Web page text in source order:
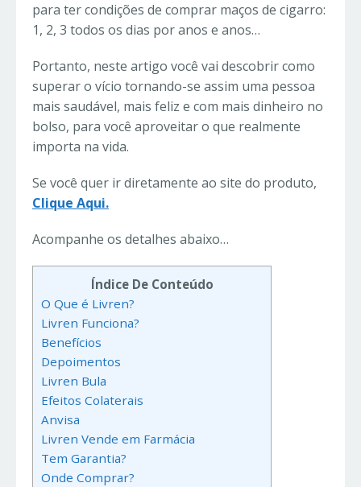
para ter condições de comprar maços de cigarro:
1, 2, 3 todos os dias por anos e anos…
Portanto, neste artigo você vai descobrir como
superar o vício tornando-se assim uma pessoa
mais saudável, mais feliz e com mais dinheiro no
bolso, para você aproveitar o que realmente
importa na vida.
Se você quer ir diretamente ao site do produto,
Clique Aqui.
Acompanhe os detalhes abaixo…
Índice De Conteúdo
O Que é Livren?
Livren Funciona?
Benefícios
Depoimentos
Livren Bula
Efeitos Colaterais
Anvisa
Livren Vende em Farmácia
Tem Garantia?
Onde Comprar?